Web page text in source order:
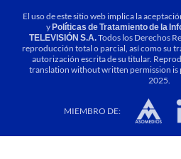
El uso de este sitio web implica la
yPolíticas de Tratamiento de la
TELEVISIÓN S.A.Todos los Derechos
reproducción total o parcial, así como su
autorización escrita de su titular.
translation without written permission is
2025.
MIEMBRO DE: